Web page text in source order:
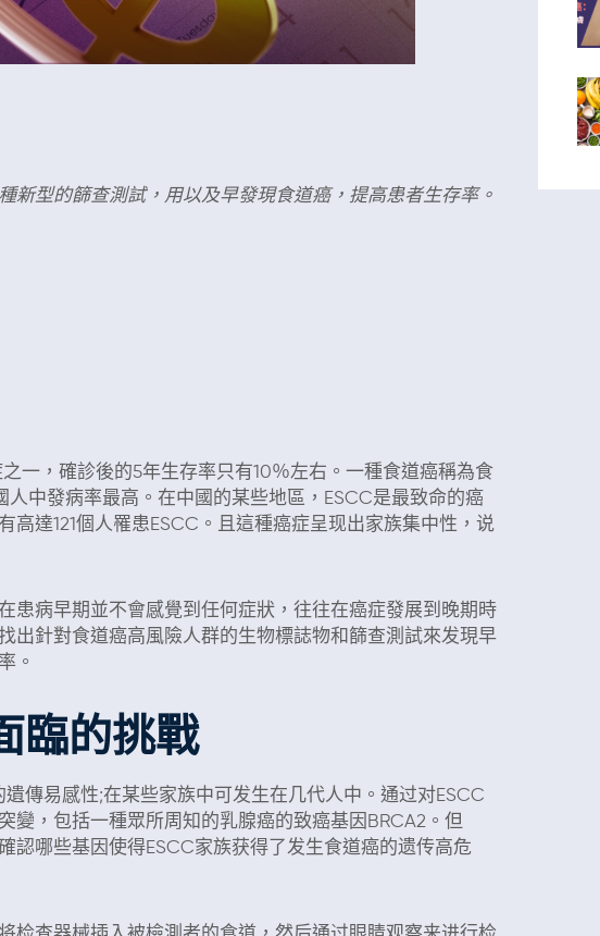
新型的篩查測試，用以及早發現食道癌，提高患者生存率。
一，確診後的5年生存率只有10％左右。一種食道癌稱為食
人中發病率最高。在中國的某些地區，ESCC是最致命的癌
高達121個人罹患ESCC。且這種癌症呈现出家族集中性，说
患病早期並不會感覺到任何症狀，往往在癌症發展到晚期時
出針對食道癌高風險人群的生物標誌物和篩查測試來发現早
。
臨的挑戰
傳易感性;在某些家族中可发生在几代人中。通过对ESCC
變，包括一種眾所周知的乳腺癌的致癌基因BRCA2。但
認哪些基因使得ESCC家族获得了发生食道癌的遗传高危